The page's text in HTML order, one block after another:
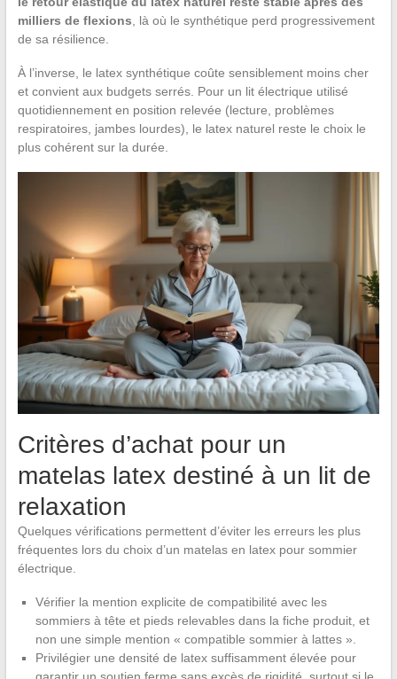
milliers de flexions, là où le synthétique perd progressivement
de sa résilience.
À l’inverse, le latex synthétique coûte sensiblement moins cher
et convient aux budgets serrés. Pour un lit électrique utilisé
quotidiennement en position relevée (lecture, problèmes
respiratoires, jambes lourdes), le latex naturel reste le choix le
plus cohérent sur la durée.
Critères d’achat pour un
matelas latex destiné à un lit de
relaxation
Quelques vérifications permettent d’éviter les erreurs les plus
fréquentes lors du choix d’un matelas en latex pour sommier
électrique.
Vérifier la mention explicite de compatibilité avec les
sommiers à tête et pieds relevables dans la fiche produit, et
non une simple mention « compatible sommier à lattes ».
Privilégier une densité de latex suffisamment élevée pour